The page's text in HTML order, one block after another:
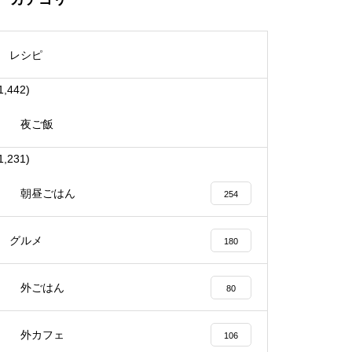
レシピ
夜ご飯
朝昼ごはん 254
グルメ 180
外ごはん 80
外カフェ 106